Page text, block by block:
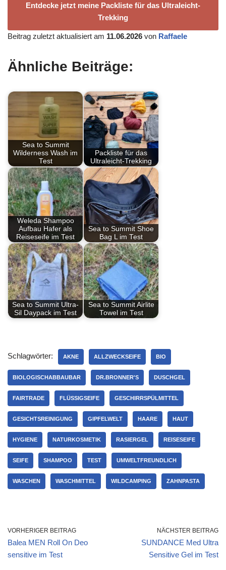
Entdecke jetzt meine Packliste für das Ultraleicht-
Trekking
Beitrag zuletzt aktualisiert am 11.06.2026 von Raffaele
Ähnliche Beiträge:
Sea to Summit
Wilderness Wash im
Test
Packliste für das
Ultraleicht-Trekking
Weleda Shampoo
Aufbau Hafer als
Reiseseife im Test
Sea to Summit Shoe
Bag L im Test
Sea to Summit Ultra-
Sil Daypack im Test
Sea to Summit Airlite
Towel im Test
Schlagwörter: AKNE ALLZWECKSEIFE BIO
BIOLOGISCHABBAUBAR DR.BRONNER'S DUSCHGEL
FAIRTRADE FLÜSSIGSEIFE GESCHIRRSPÜLMITTEL
GESICHTSREINIGUNG GIPFELWELT HAARE HAUT
HYGIENE NATURKOSMETIK RASIERGEL REISESEIFE
SEIFE SHAMPOO TEST UMWELTFREUNDLICH
WASCHEN WASCHMITTEL WILDCAMPING ZAHNPASTA
VORHERIGER BEITRAG
Balea MEN Roll On Deo
sensitive im Test
NÄCHSTER BEITRAG
SUNDANCE Med Ultra
Sensitive Gel im Test